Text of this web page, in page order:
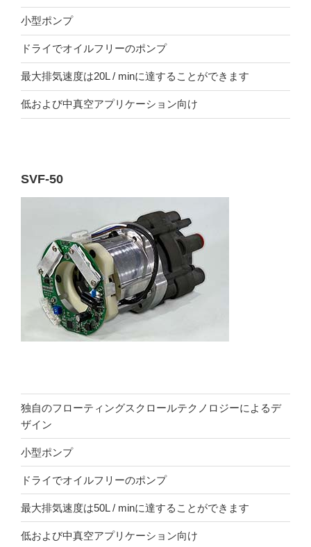
小型ポンプ
ドライでオイルフリーのポンプ
最大排気速度は20L / minに達することができます
低および中真空アプリケーション向け
SVF-50
独自のフローティングスクロールテクノロジーによるデ
ザイン
小型ポンプ
ドライでオイルフリーのポンプ
最大排気速度は50L / minに達することができます
低および中真空アプリケーション向け